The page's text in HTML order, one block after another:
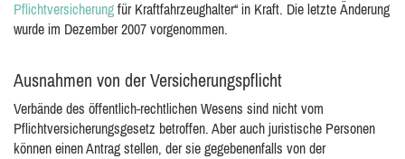
Pflichtversicherung für Kraftfahrzeughalter“ in Kraft. Die letzte Änderung
wurde im Dezember 2007 vorgenommen.
Ausnahmen von der Versicherungspflicht
Verbände des öffentlich-rechtlichen Wesens sind nicht vom
Pflichtversicherungsgesetz betroffen. Aber auch juristische Personen
können einen Antrag stellen, der sie gegebenenfalls von der